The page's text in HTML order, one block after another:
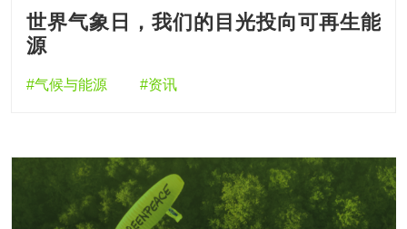
世界气象日，我们的目光投向可再生能
源
#气候与能源 #资讯